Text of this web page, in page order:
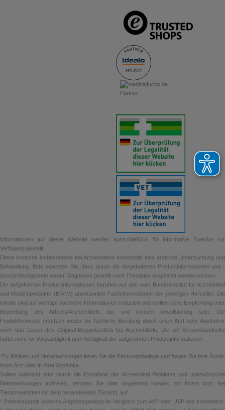
Informationen auf dieser Website werden ausschließlich für informative Zwecke zur
Verfügung gestellt.
Diese ersetzen insbesondere bei Arzneimitteln keinesfalls eine ärztliche Untersuchung und
Behandlung. Bitte beachten Sie, dass durch die dargebotenen Produktinformationen und -
beschreibungstexte weder Diagnosen gestellt noch Therapien eingeleitet werden können.
Die aufgeführten Produktinformationen beruhen auf den vom Bundesinstitut für Arzneimittel
und Medizinprodukte (BfArM) anerkannten Fachinformationen der jeweiligen Hersteller. Die
Inhalte sind auf wichtige sachliche Informationen reduziert und stellen keine Empfehlung oder
Bewerbung des Artikels/Arzneimittels dar und können unvollständig sein. Die
Produkthinweise ersetzen weder die fachliche Beratung durch einen Arzt oder Apotheker
noch das Lesen des Original-Beipackzettels bei Arzneimitteln. Die ipill Versandapotheke
haftet nicht für Vollständigkeit und Richtigkeit der aufgeführten Produktinformationen.
*Zu Risiken und Nebenwirkungen lesen Sie die Packungsbeilage und fragen Sie Ihre Ärztin,
Ihren Arzt oder in Ihrer Apotheke.
Sollten während oder durch die Einnahme der Arzneimittel Probleme und unerwünschte
Nebenwirkungen auftreten, nehmen Sie bitte umgehend Kontakt mit Ihrem Arzt, bei
Tierarzneimitteln mit dem behandelnden Tierarzt, auf.
¹ Preisersparnis unseres Angebotspreises im Vergleich zum AVP oder UVP des Herstellers.